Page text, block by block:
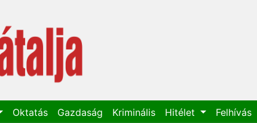
Oktatás Gazdaság Kriminális Hitélet Felhívás